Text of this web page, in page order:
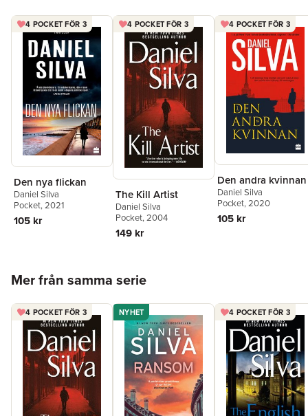
4 POCKET FÖR 3
Den nya flickan
Daniel Silva
Pocket, 2021
105 kr
4 POCKET FÖR 3
The Kill Artist
Daniel Silva
Pocket, 2004
149 kr
4 POCKET FÖR 3
Den andra kvinnan
Daniel Silva
Pocket, 2020
105 kr
Mer från samma serie
4 POCKET FÖR 3 NYHET 4 POCKET FÖR 3